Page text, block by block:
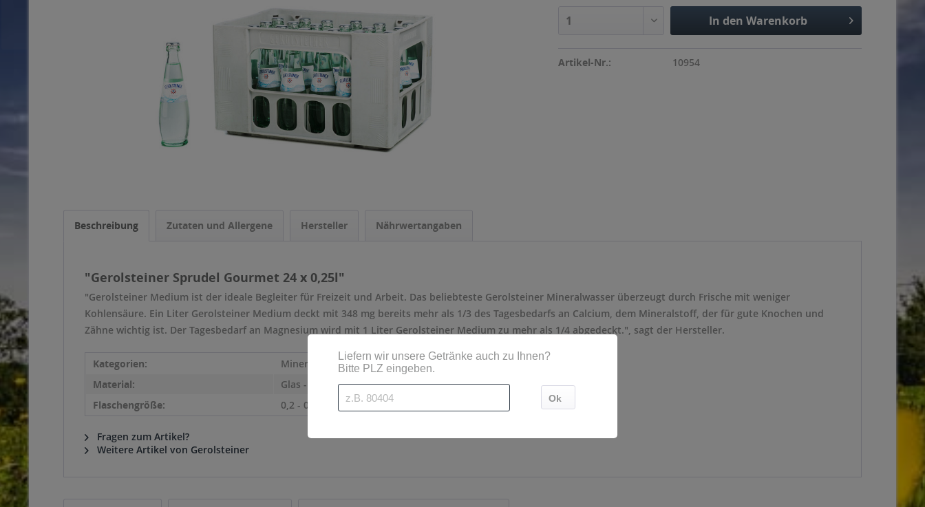
In den Warenkorb
Artikel-Nr.: 10954
Beschreibung Zutaten und Allergene Hersteller Nährwertangaben
"Gerolsteiner Sprudel Gourmet 24 x 0,25l"
"Gerolsteiner Medium ist der ideale Begleiter für Freizeit und Arbeit. Das beliebteste Gerolsteiner Mineralwasser überzeugt durch Frische mit weniger
Kohlensäure. Ein Liter Gerolsteiner Medium deckt mit 348 mg bereits mehr als 1/3 des Tagesbedarfs an Calcium, dem Mineralstoff, der für gute Knochen und
Zähne wichtig ist. Der Tagesbedarf an Magnesium wird mit 1 Liter Gerolsteiner Medium zu mehr als 1/4 abgedeckt.", sagt der Hersteller.
Kategorien:
Mineralwasser
Material:
Glas - Mehrweg
Flaschengröße:
0,2 - 0,33 l
Fragen zum Artikel?
Weitere Artikel von Gerolsteiner